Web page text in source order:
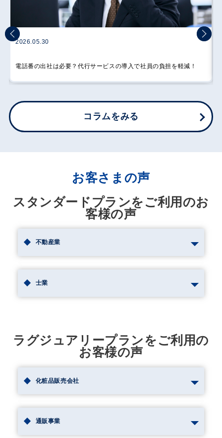
2026.05.30
電話番の出社は必要？代行サービスの導入で社員の負担を軽減！
コラムをみる
お客さまの声
スタンダードプランをご利用のお
客様の声
不動産業
士業
ラグジュアリープランをご利用の
お客様の声
化粧品販売会社
通販事業